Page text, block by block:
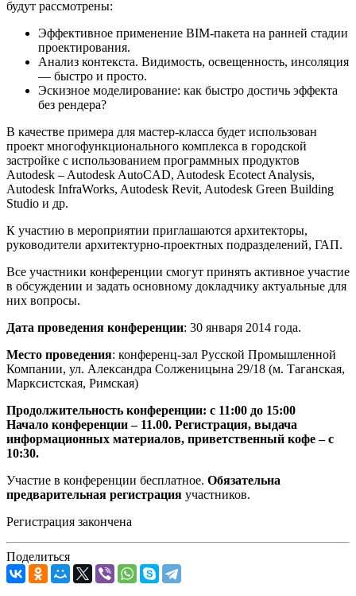
будут рассмотрены:
Эффективное применение BIM-пакета на ранней стадии
проектирования.
Анализ контекста. Видимость, освещенность, инсоляция
— быстро и просто.
Эскизное моделирование: как быстро достичь эффекта
без рендера?
В качестве примера для мастер-класса будет использован
проект многофункционального комплекса в городской
застройке с использованием программных продуктов
Autodesk – Autodesk AutoCAD, Autodesk Ecotect Analysis,
Autodesk InfraWorks, Autodesk Revit, Autodesk Green Building
Studio и др.
К участию в мероприятии приглашаются архитекторы,
руководители архитектурно-проектных подразделений, ГАП.
Все участники конференции смогут принять активное участие
в обсуждении и задать основному докладчику актуальные для
них вопросы.
Дата проведения конференции: 30 января 2014 года.
Место проведения: конференц-зал Русской Промышленной
Компании, ул. Александра Солженицына 29/18 (м. Таганская,
Марксистская, Римская)
Продолжительность конференции: с 11:00 до 15:00
Начало конференции – 11.00. Регистрация, выдача
информационных материалов, приветственный кофе – с
10:30.
Участие в конференции бесплатное. Обязательна
предварительная регистрация участников.
Регистрация закончена
Поделиться